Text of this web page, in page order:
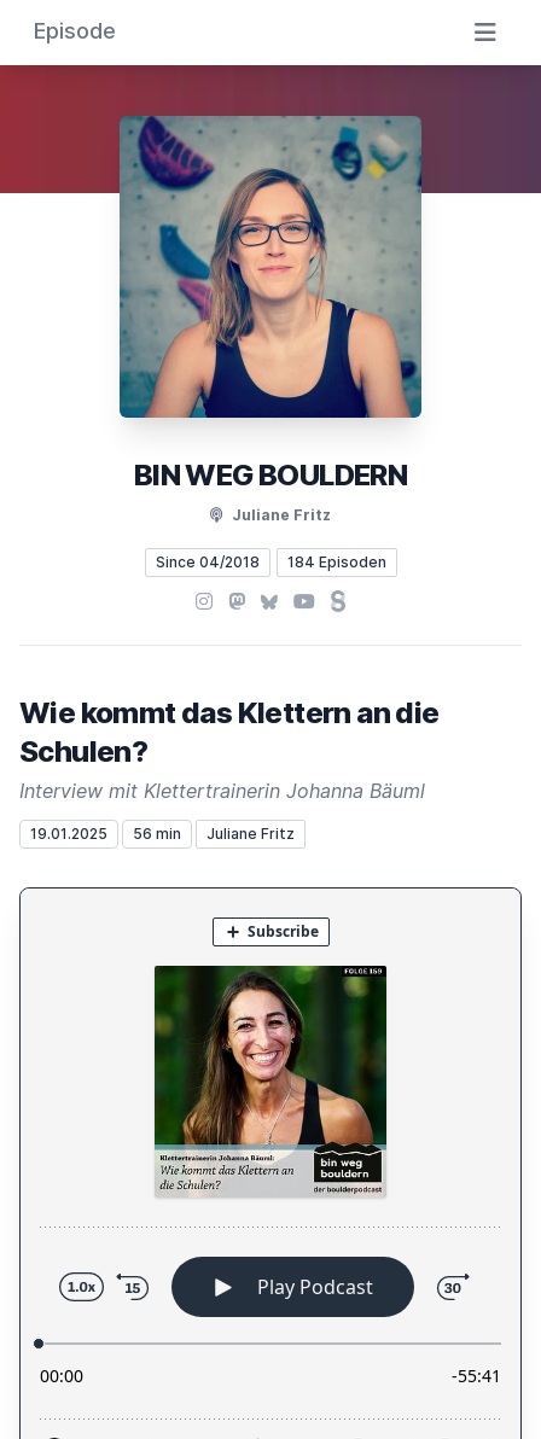
Episode
BIN WEG BOULDERN
Juliane Fritz
Since 04/2018 184 Episoden
Instagram
Mastodon
BlueskyYouTubeSteady
Wie kommt das Klettern an die
Schulen?
Interview mit Klettertrainerin Johanna Bäuml
19.01.2025 56 min Juliane Fritz